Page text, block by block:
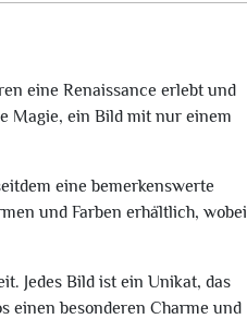
eine Renaissance erlebt und
Magie, ein Bild mit nur einem
eine bemerkenswerte
und Farben erhältlich, wobei
Jedes Bild ist ein Unikat, das
einen besonderen Charme und